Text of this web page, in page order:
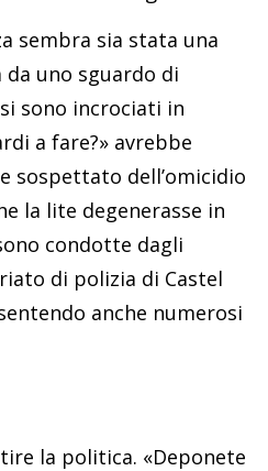
sembra sia stata una
uno sguardo di
sono incrociati in
a fare?» avrebbe
sospettato dell’omicidio
la lite degenerasse in
condotte dagli
di polizia di Castel
anche numerosi
la politica. «Deponete